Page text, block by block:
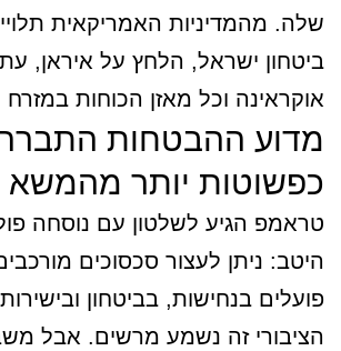
שלה. מהמדיניות האמריקאית
ביטחון ישראל, הלחץ על איראן,
אוקראינה וכל מאזן הכוחות במזרח
מדוע ההבטחות
כפשוטות יותר מהמשא
טראמפ הגיע לשלטון עם נוסחה
היטב: ניתן לעצור סכסוכים
פועלים בנחישות, בביטחון
הציבורי זה נשמע מרשים. אבל